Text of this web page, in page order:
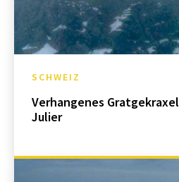
SCHWEIZ
Verhangenes
Julier